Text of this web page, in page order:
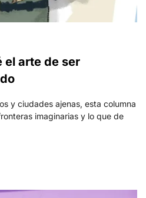
el arte de ser
y ciudades ajenas, esta columna
imaginarias y lo que de